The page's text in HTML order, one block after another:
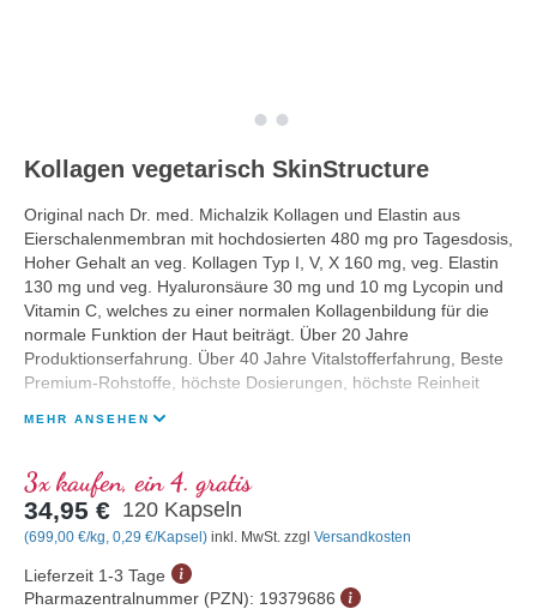
Kollagen vegetarisch SkinStructure
Original nach Dr. med. Michalzik Kollagen und Elastin aus
Eierschalenmembran mit hochdosierten 480 mg pro Tagesdosis,
Hoher Gehalt an veg. Kollagen Typ I, V, X 160 mg, veg. Elastin
130 mg und veg. Hyaluronsäure 30 mg und 10 mg Lycopin und
Vitamin C, welches zu einer normalen Kollagenbildung für die
normale Funktion der Haut beiträgt. Über 20 Jahre
Produktionserfahrung. Über 40 Jahre Vitalstofferfahrung, Beste
Premium-Rohstoffe, höchste Dosierungen, höchste Reinheit
MEHR ANSEHEN
3x kaufen, ein 4. gratis
34,95 € 120 Kapseln
(699,00 €/kg, 0,29 €/Kapsel) inkl. MwSt. zzgl Versandkosten
Lieferzeit 1-3 Tage
Pharmazentralnummer (PZN): 19379686